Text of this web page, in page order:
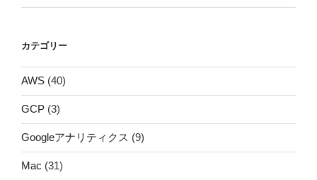
カテゴリー
AWS (40)
GCP (3)
Googleアナリティクス (9)
Mac (31)